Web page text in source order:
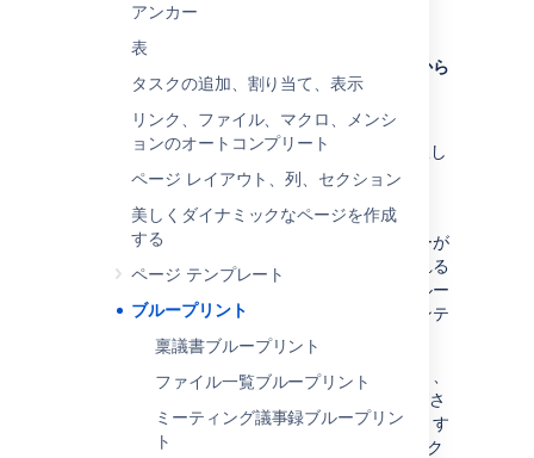
アンカー
表
タスクの追加、割り当て、表示
リンク、ファイル、マクロ、メンシ
ョンのオートコンプリート
ページ レイアウト、列、セクション
美しくダイナミックなページを作成
する
ページ テンプレート
ブループリント
稟議書ブループリント
ファイル一覧ブループリント
ミーティング議事録ブループリン
ト
コンテンツを作成する
テンプレートから
作成 ] を選択します。
作成ダイアログでブループリントを選択し
ます。
作成
を押します。
選択されたブループリントに応じてエディターが
開き、情報を入力するようプロンプトが出される
か、ページが表示されます。ここからは、ブルー
プリントに組み込まれている説明に従ってコンテ
ンツを追加できます。
スペースで初めてブループリントを使用すると、
Confluence によりインデックス ページが作成さ
れ、ショートカットがサイドバーに追加されます
(既定のテーマを使用している場合)。インデック